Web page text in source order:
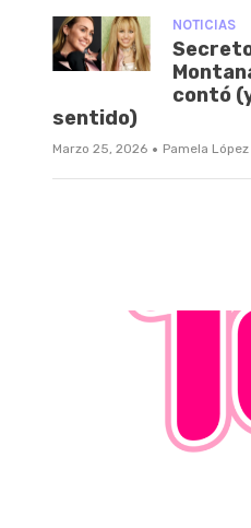
NOTICIAS
contó
sentido)
Marzo 25, 2026 · Pamela López